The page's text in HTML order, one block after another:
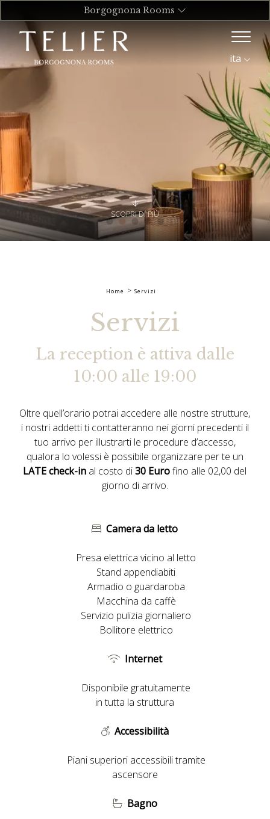
SCOPRI DI PIÙ
ita
Borgognona Rooms
Home Servizi
Servizi
La reception è attiva dalle
10:00 alle 19:00
Oltre quell’orario potrai accedere alle nostre strutture,
i nostri addetti ti contatteranno nei giorni precedenti il
tuo arrivo per illustrarti le procedure d’accesso,
qualora lo volessi è possibile organizzare per te un
LATE check-in al costo di30 Eurofino alle 02,00 del
giorno di arrivo.
Camera da letto
Presa elettrica vicino al letto
Stand appendiabiti
Armadio o guardaroba
Macchina da caffè
Servizio pulizia giornaliero
Bollitore elettrico
Internet
Disponibile gratuitamente
in tutta la struttura
Accessibilità
Piani superiori accessibili tramite
ascensore
Bagno